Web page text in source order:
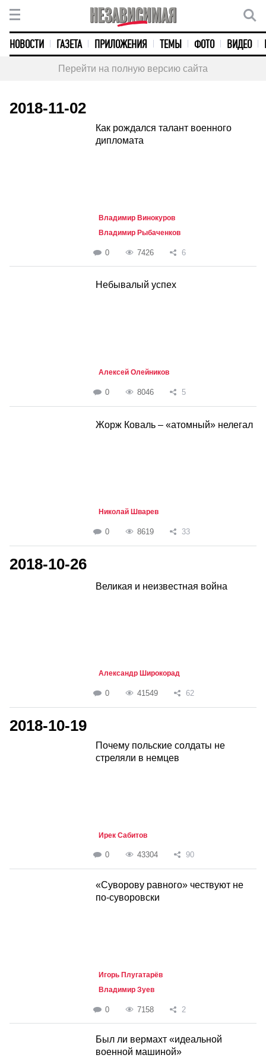
НОВОСТИ ГАЗЕТА ПРИЛОЖЕНИЯ ТЕМЫ ФОТО ВИДЕО
Перейти на полную версию сайта
2018-11-02
Как рождался талант военного
дипломата
Владимир Винокуров
Владимир Рыбаченков
0 7426 6
Небывалый успех
Алексей Олейников
0 8046 5
Жорж Коваль – «атомный» нелегал
Николай Шварев
0 8619 33
2018-10-26
Великая и неизвестная война
Александр Широкорад
0 41549 62
2018-10-19
Почему польские солдаты не
стреляли в немцев
Ирек Сабитов
0 43304 90
«Суворову равного» чествуют не
по-суворовски
Игорь Плугатарёв
Владимир Зуев
0 7158 2
Был ли вермахт «идеальной
военной машиной»